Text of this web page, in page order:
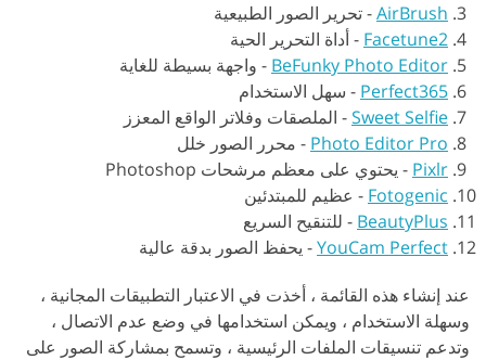
AirBrush
-تحرير الصور الطبيعية
Facetune2
-أداة التحرير الحية
BeFunky Photo Editor
- واجهة بسيطة للغاية
Perfect365
- سهل الاستخدام
Sweet Selfie
- الملصقات وفلاتر الواقع المعزز
Photo Editor Pro
- محرر الصور خلل
Pixlr
- يحتوي على معظم مرشحات Photoshop
Fotogenic
- عظيم للمبتدئين
BeautyPlus
- للتنقيح السريع
YouCam Perfect
- يحفظ الصور بدقة عالية
عند إنشاء هذه القائمة ، أخذت في الاعتبار التطبيقات المجانية ،
وسهلة الاستخدام ، ويمكن استخدامها في وضع عدم الاتصال ،
وتدعم تنسيقات الملفات الرئيسية ، وتسمح بمشاركة الصور على